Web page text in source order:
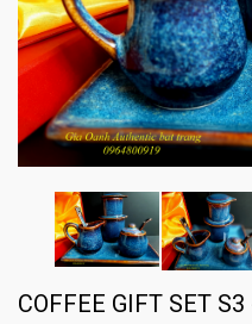
COFFEE GIFT SET